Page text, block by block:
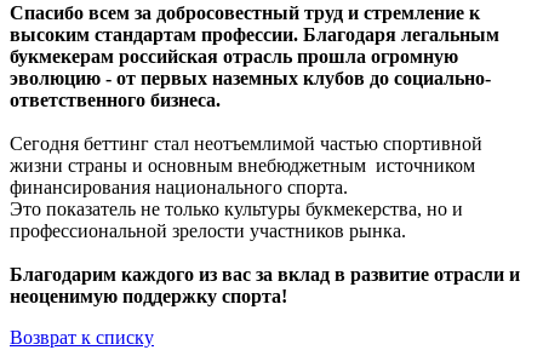
Спасибо всем за добросовестный труд и стремление к
высоким стандартам профессии. Благодаря легальным
букмекерам российская отрасль прошла огромную
эволюцию - от первых наземных клубов до социально-
ответственного бизнеса.
Сегодня беттинг стал неотъемлимой частью спортивной
жизни страны и основным внебюджетным источником
финансирования национального спорта.
Это показатель не только культуры букмекерства, но и
профессиональной зрелости участников рынка.
Благодарим каждого из вас за вклад в развитие отрасли и
неоценимую поддержку спорта!
Возврат к списку